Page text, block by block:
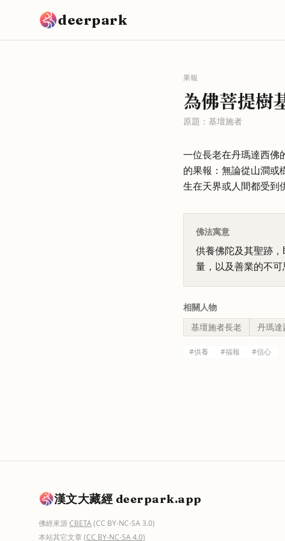
deerpark
果報
為佛菩提樹
原題： 基壇施者
一位長老在丹瑪達西佛
的果報：無論從山澗或
生在天界或人間都受到
佛法寓意
供養佛陀及其聖跡
量，以及善業的不可
相關人物
基壇施者長老
丹瑪達
#供養 #福報 #信心
漢文大藏經 deerpark.app
佛經來源CBETA(CC BY-NC-SA 3.0)
本站其它文章(CC BY-NC-SA 4.0)